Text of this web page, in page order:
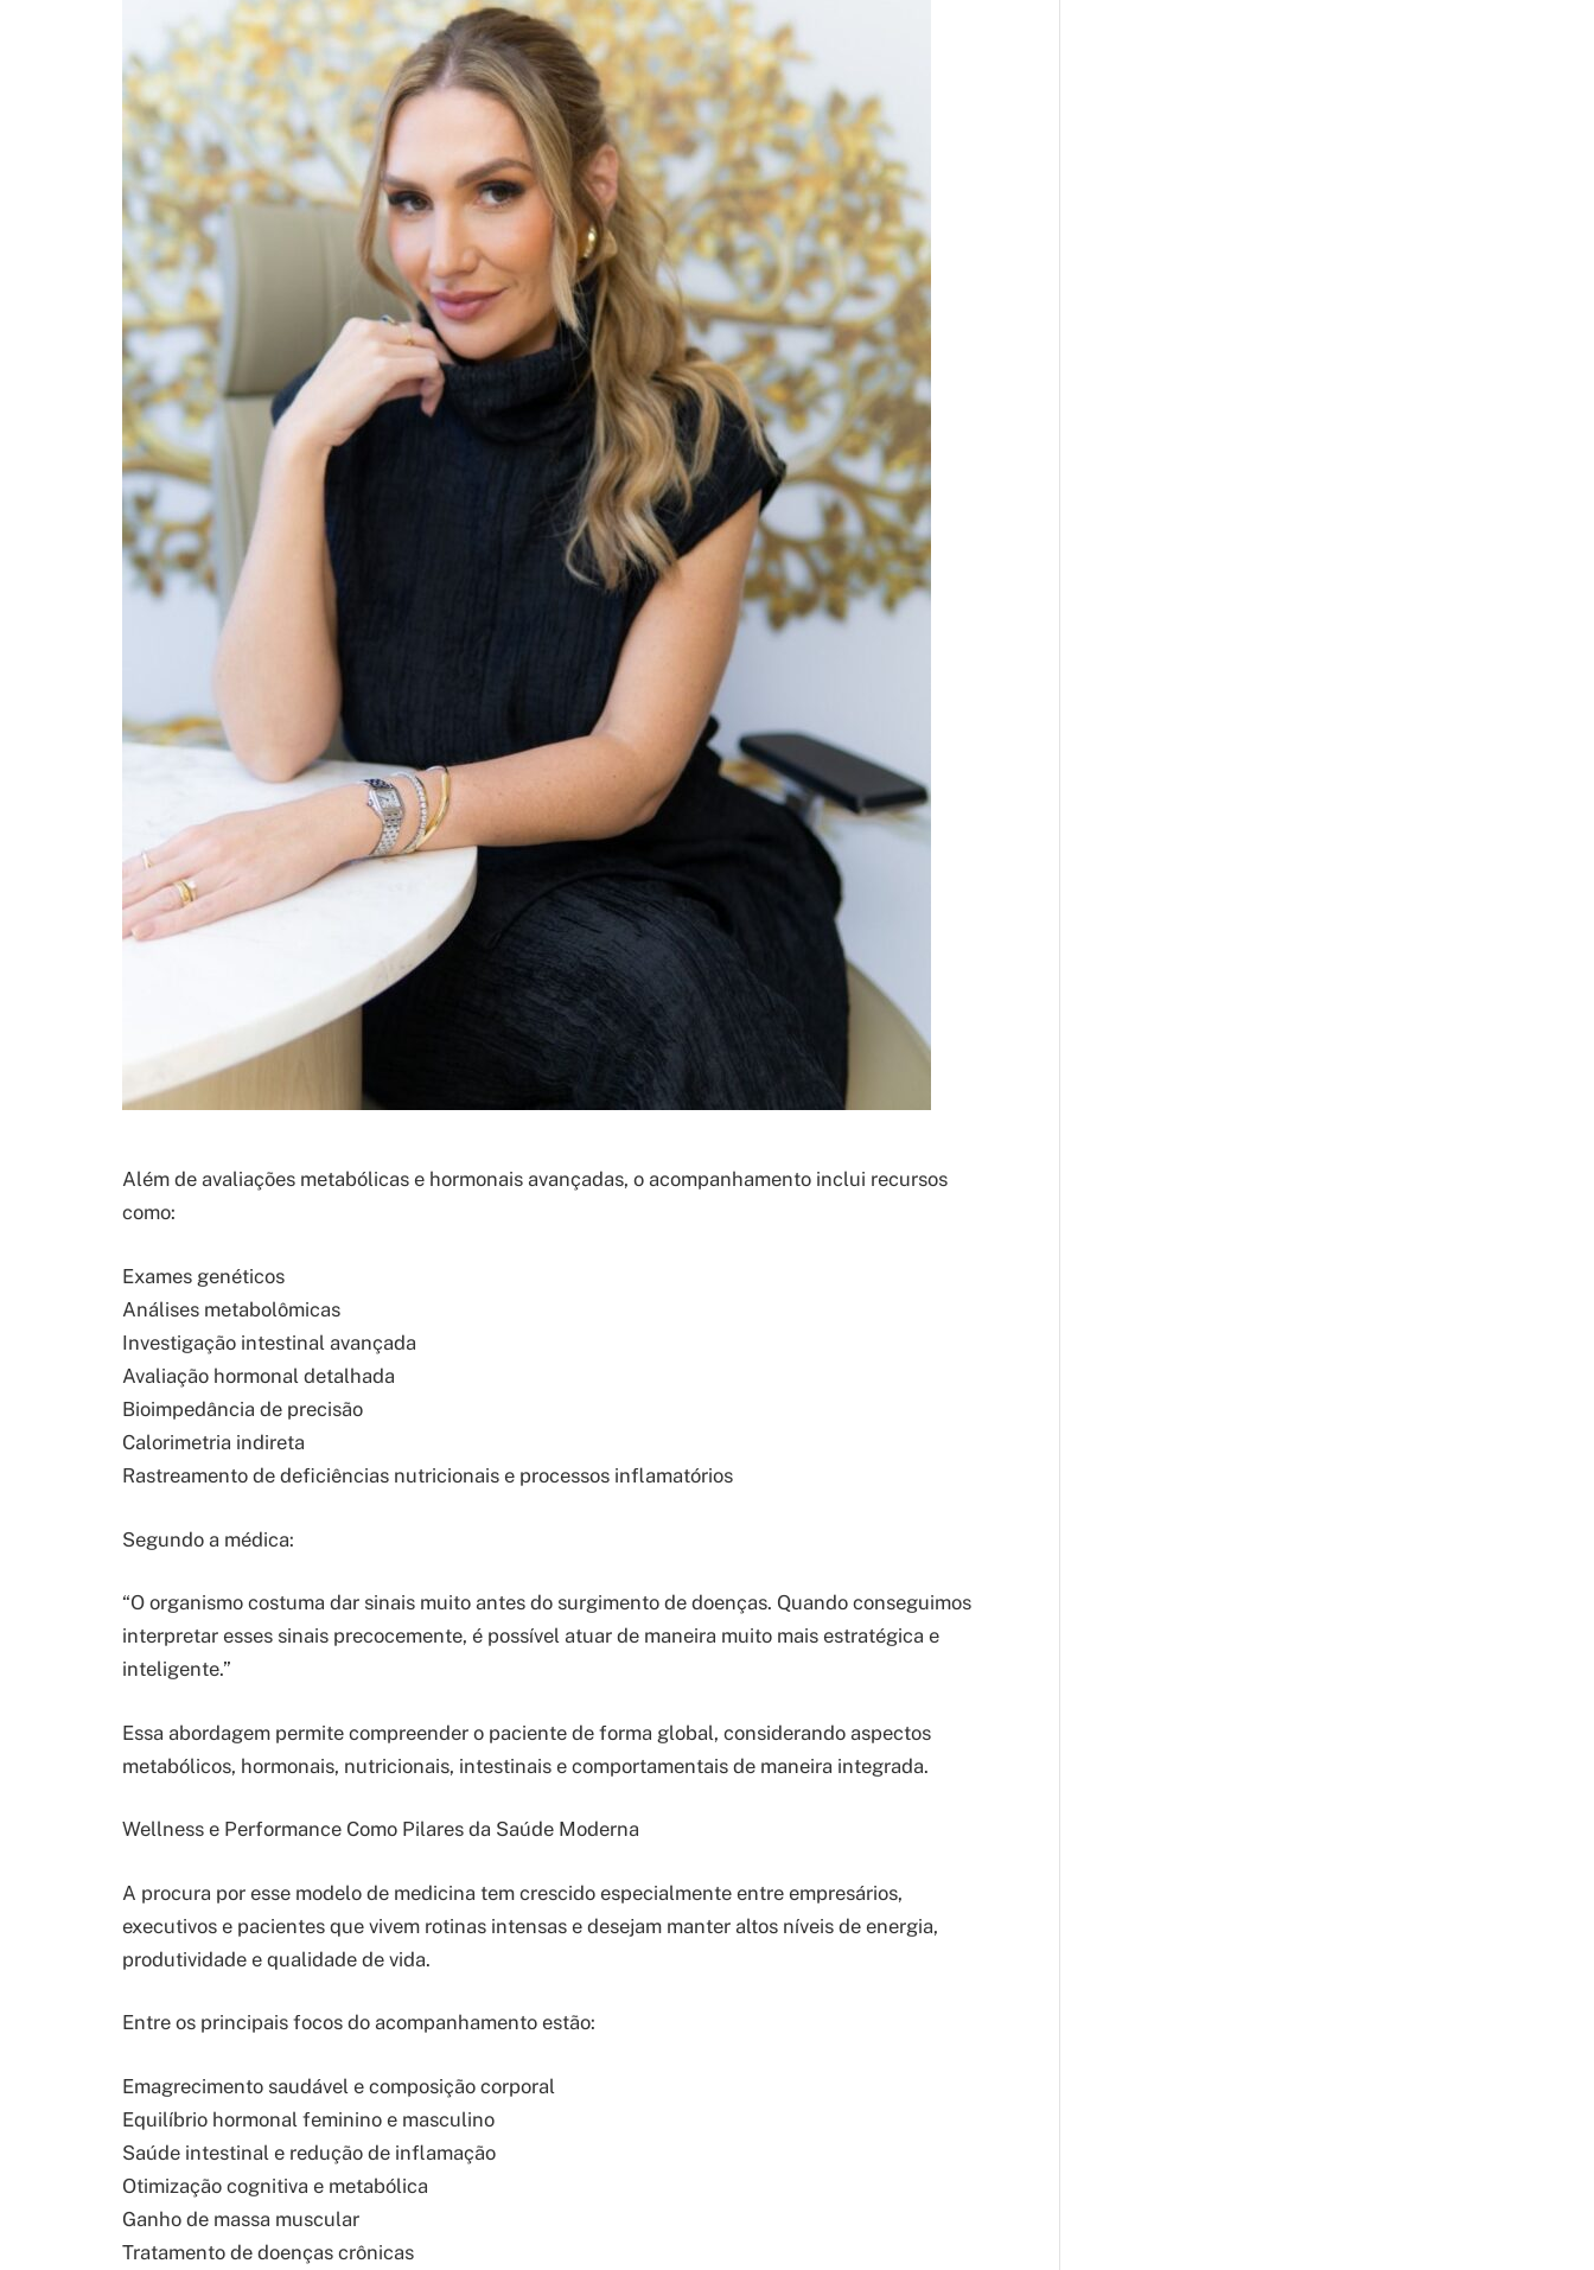
Além de avaliações metabólicas e hormonais avançadas, o acompanhamento inclui recursos
como:
Exames genéticos
Análises metabolômicas
Investigação intestinal avançada
Avaliação hormonal detalhada
Bioimpedância de precisão
Calorimetria indireta
Rastreamento de deficiências nutricionais e processos inflamatórios
Segundo a médica:
“O organismo costuma dar sinais muito antes do surgimento de doenças. Quando conseguimos
interpretar esses sinais precocemente, é possível atuar de maneira muito mais estratégica e
inteligente.”
Essa abordagem permite compreender o paciente de forma global, considerando aspectos
metabólicos, hormonais, nutricionais, intestinais e comportamentais de maneira integrada.
Wellness e Performance Como Pilares da Saúde Moderna
A procura por esse modelo de medicina tem crescido especialmente entre empresários,
executivos e pacientes que vivem rotinas intensas e desejam manter altos níveis de energia,
produtividade e qualidade de vida.
Entre os principais focos do acompanhamento estão:
Emagrecimento saudável e composição corporal
Equilíbrio hormonal feminino e masculino
Saúde intestinal e redução de inflamação
Otimização cognitiva e metabólica
Ganho de massa muscular
Tratamento de doenças crônicas